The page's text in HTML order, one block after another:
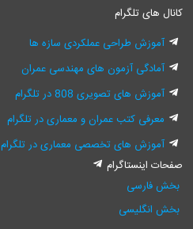
کانال های تلگرام
آموزش طراحی عملکردی سازه ها
آمادگی آزمون های مهندسی عمران
آموزش های تصویری 808 در تلگرام
معرفی کتب عمران و معماری در تلگرام
آموزش های تخصصی معماری در تلگرام
صفحات اینستاگرام
بخش فارسی
بخش انگلیسی